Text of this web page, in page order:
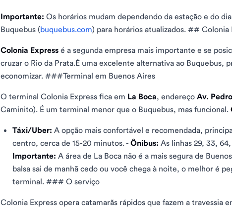
Importante: Os horários mudam dependendo da estação e do
Buquebus (buquebus.com) para horários atualizados. ##
Colonia Express é a segunda empresa mais importante e se
cruzar o Rio da Prata.É uma excelente alternativa ao Buquebus,
economizar. ###Terminal em Buenos Aires
O terminal Colonia Express fica em La Boca, endereço Av.
Caminito). É um terminal menor que o Buquebus, mas funcional.
Táxi/Uber: A opção mais confortável e recomendada,
centro, cerca de 15-20 minutos. - Ônibus: As linhas 29, 33,
Importante: A área de La Boca não é a mais segura de
balsa sai de manhã cedo ou você chega à noite, o melhor é
terminal. ### O serviço
Colonia Express opera catamarãs rápidos que fazem a travessia